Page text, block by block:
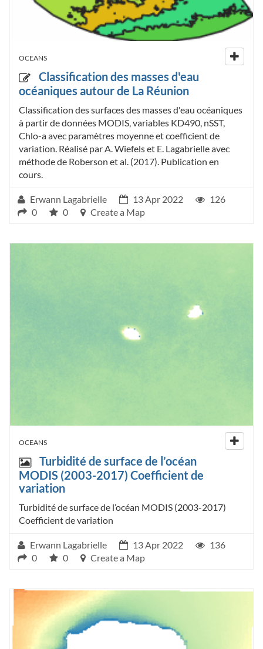
OCEANS
Classification des masses d'eau
océaniques autour de La Réunion
Classification des surfaces des masses d'eau océaniques
à partir de données MODIS, variables KD490, nSST,
Chlo-a avec paramètres moyenne et coefficient de
variation. Réalisé par A. Wiefels et E. Lagabrielle avec
méthode de Roberson et al. (2017). Publication en
cours.
Erwann Lagabrielle 13 Apr 2022
126
0
0 Create a Map
OCEANS
Turbidité de surface de l’océan
MODIS (2003-2017) Coefficient de
variation
Turbidité de surface de l’océan MODIS (2003-2017)
Coefficient de variation
Erwann Lagabrielle 13 Apr 2022
136
0
0 Create a Map